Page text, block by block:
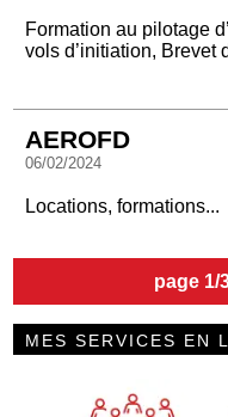
Formation au pilotage
vols d’initiation, Brevet
AEROFD
06/02/2024
Locations, formations...
page 1/
MES SERVICES EN